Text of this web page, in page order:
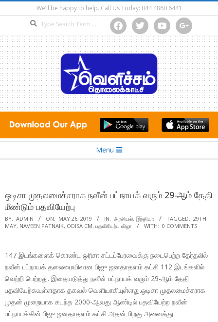
to
We’ll be happy to help. Call Us Today: 044 4860 6441
facebooktwitter youtube google
Menu
ஒடிசா முதலமைச்சராக நவீன் பட்நாயக் வரும் 29-ஆம் தேதி
மீண்டும் பதவியேற்பு
BY: ADMIN ON: MAY 26, 2019 IN: அரசியல், இந்தியா TAGGED: 29TH
MAY, NAVEEN PATNAIK, ODISA CM, பதவியேற்பு விழா WITH: 0 COMMENTS
147 இடங்களைக் கொண்ட ஒரிசா சட்டப்பேரவைக்கு நடைபெற்ற தேர்தலில்
நவீன் பட்நாயக் தலைமையிலான பிஜு ஜனதாதளம் கட்சி 112 இடங்களில்
வெற்றி பெற்றது. இதையடுத்து நவீன் பட்நாயக் வரும் 29-ஆம் தேதி
பதவியேற்கவுள்ளதாக தகவல் வெளியாகியுள்ளது.ஒடிசா முதலமைச்சராக
முதன் முறையாக கடந்த 2000-ஆவது ஆண்டில் பதவியேற்ற நவீன்
பட்நாயக்கின் பிஜு ஜனதாதளம் கட்சி அதன் பிறகு அனைத்து